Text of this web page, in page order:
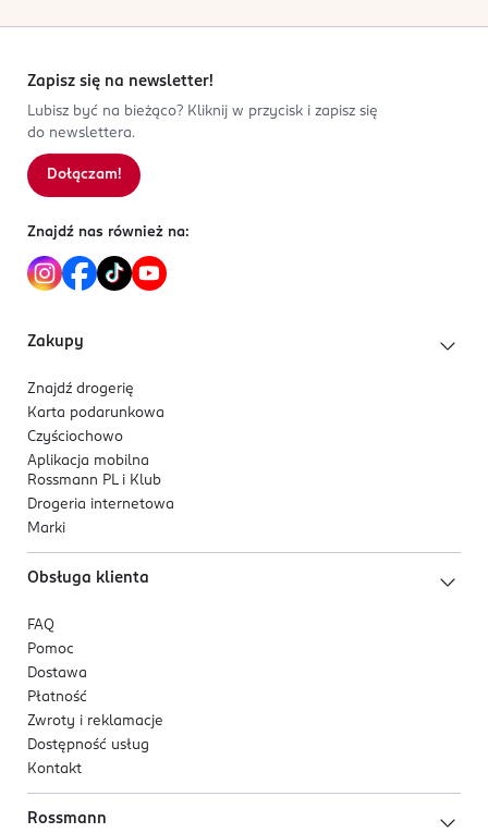
Kremowa konsystencja zapewnia płynną,
bezproblemową aplikację oraz łatwe rozcieranie.
komfort noszenia przez cały dzień.
4
0%
2
1
0%
Sortowanie wg
Zapisz się na newsletter!
Lubisz być na bieżąco? Kliknij w przycisk i zapisz się
do newslettera.
Dołączam!
Znajdź nas również na:
Zakupy
Znajdź drogerię
Karta podarunkowa
Czyściochowo
Aplikacja mobilna
Rossmann PL i Klub
Drogeria internetowa
Marki
Obsługa klienta
FAQ
Pomoc
Dostawa
Płatność
Zwroty i reklamacje
Dostępność usług
Kontakt
Rossmann